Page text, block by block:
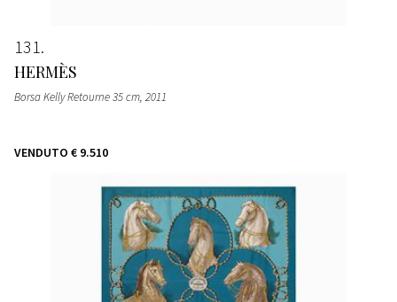
131
HERMÈS
Borsa Kelly Retourne 35 cm, 2011
VENDUTO € 9.510